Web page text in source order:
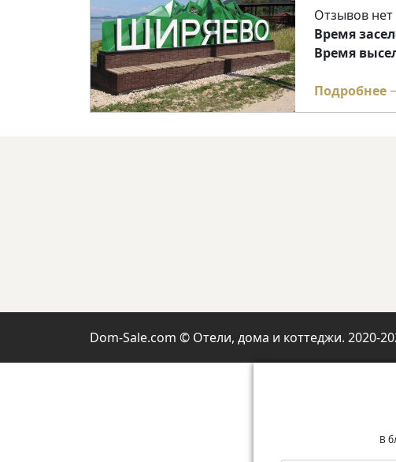
Отзывов нет
Время
Время
Подробнее
Dom-Sale.com © Отели, дома и коттеджи. 2020-
В